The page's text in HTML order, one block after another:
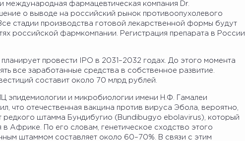
международная фармацевтическая компания Dr.
о выводе на российский рынок противоопухолевого
стадии производства готовой лекарственной формы будут
российской фармкомпании. Регистрация препарата в России
провести IPO в 2031–2032 годах. До этого момента
все заработанные средства в собственное развитие.
составит около 70 млрд рублей.
эпидемиологии и микробиологии имени Н.Ф. Гамалеи
что отечественная вакцина против вируса Эбола, вероятно,
редкого штамма Бундибугио (Bundibugyo ebolavirus), который
в Африке. По его словам, генетическое сходство этого
штаммом составляет около 60–70%. В связи с этим